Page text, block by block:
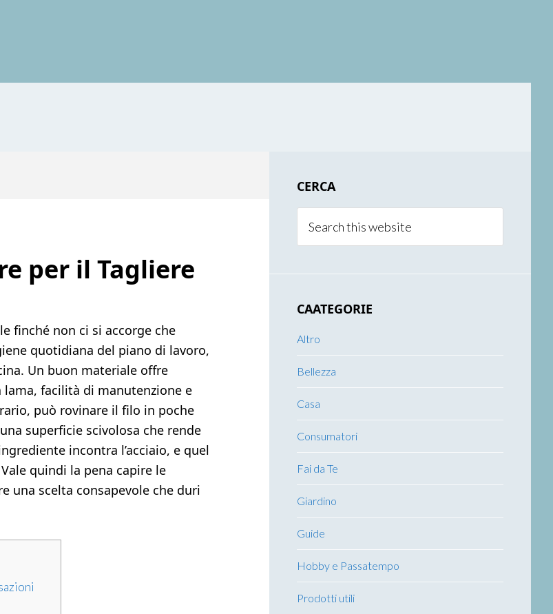
per il Tagliere
finché non ci si accorge che
quotidiana del piano di lavoro,
Un buon materiale offre
facilità di manutenzione e
può rovinare il filo in poche
superficie scivolosa che rende
incontra l’acciaio, e quel
quindi la pena capire le
una scelta consapevole che duri
Sidebar
CERCA
this
CAATEGORIE
Altro
Bellezza
Casa
Consumatori
Fai da Te
Giardino
Guide
Hobby e Passatempo
Prodotti utili